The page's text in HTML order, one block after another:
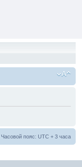
Часовой пояс: UTC + 3 часа